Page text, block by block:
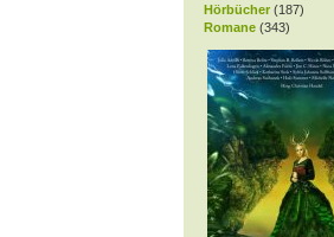
Hörbücher (187)
Romane (343)